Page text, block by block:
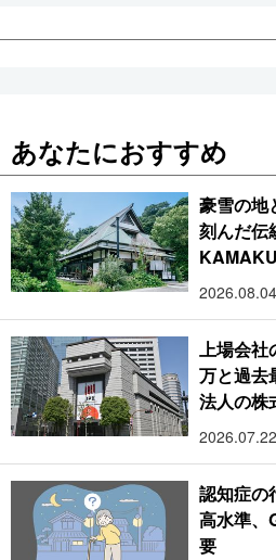
あなたにおすすめ
豪雪の地
刻んだ伝
2026.08.04
上場会社
万と過
法人の株
2026.07.22
認知症の
高水準、
要